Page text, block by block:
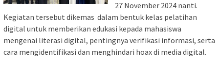
27 November 2024 nanti.
Kegiatan tersebut dikemas dalam bentuk kelas pelatihan
digital untuk memberikan edukasi kepada mahasiswa
mengenai literasi digital, pentingnya verifikasi informasi, serta
cara mengidentifikasi dan menghindari hoax di media digital.